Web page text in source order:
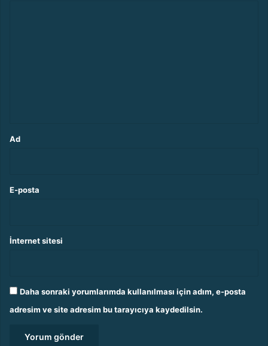
Ad
E-posta
İnternet sitesi
Daha sonraki yorumlarımda kullanılması için adım, e-posta
adresim ve site adresim bu tarayıcıya kaydedilsin.